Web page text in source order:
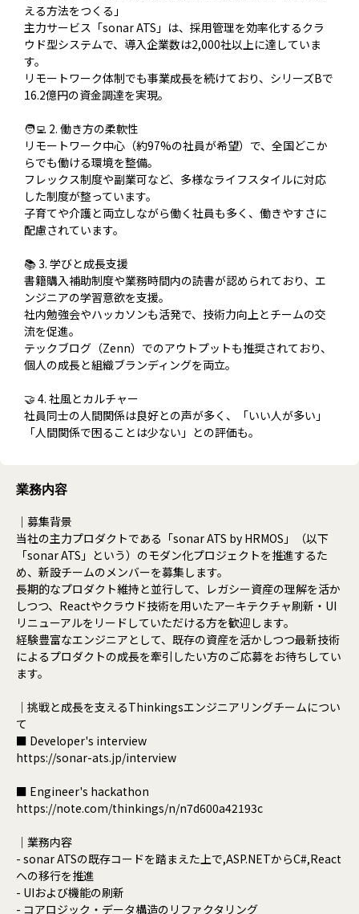
える方法をつくる」
主力サービス「sonar ATS」は、採用管理を効率化するクラ
ウド型システムで、導入企業数は2,000社以上に達していま
す。
リモートワーク体制でも事業成長を続けており、シリーズBで
16.2億円の資金調達を実現。
🧑‍💻 2. 働き方の柔軟性
リモートワーク中心（約97%の社員が希望）で、全国どこか
らでも働ける環境を整備。
フレックス制度や副業可など、多様なライフスタイルに対応
した制度が整っています。
子育てや介護と両立しながら働く社員も多く、働きやすさに
配慮されています。
📚 3. 学びと成長支援
書籍購入補助制度や業務時間内の読書が認められており、エ
ンジニアの学習意欲を支援。
社内勉強会やハッカソンも活発で、技術力向上とチームの交
流を促進。
テックブログ（Zenn）でのアウトプットも推奨されており、
個人の成長と組織ブランディングを両立。
🤝 4. 社風とカルチャー
社員同士の人間関係は良好との声が多く、「いい人が多い」
「人間関係で困ることは少ない」との評価も。
業務内容
｜募集背景
当社の主力プロダクトである「sonar ATS by HRMOS」（以下
「sonar ATS」という）のモダン化プロジェクトを推進するた
め、新設チームのメンバーを募集します。
長期的なプロダクト維持と並行して、レガシー資産の理解を活か
しつつ、Reactやクラウド技術を用いたアーキテクチャ刷新・UI
リニューアルをリードしていただける方を歓迎します。
経験豊富なエンジニアとして、既存の資産を活かしつつ最新技術
によるプロダクトの成長を牽引したい方のご応募をお待ちしてい
ます。
｜挑戦と成長を支えるThinkingsエンジニアリングチームについ
て
■ Developer's interview
https://sonar-ats.jp/interview
■ Engineer's hackathon
https://note.com/thinkings/n/n7d600a42193c
｜業務内容
- sonar ATSの既存コードを踏まえた上で,ASP.NETからC#,React
への移行を推進
- UIおよび機能の刷新
- コアロジック・データ構造のリファクタリング